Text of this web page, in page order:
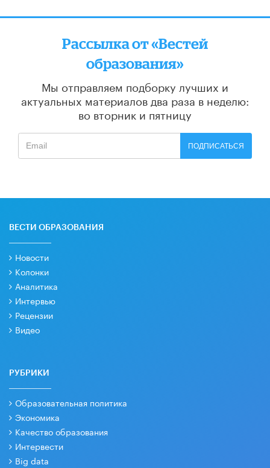
Рассылка от «Вестей
образования»
Мы отправляем подборку лучших и
актуальных материалов два раза в неделю:
во вторник и пятницу
ПОДПИСАТЬСЯ
ВЕСТИ ОБРАЗОВАНИЯ
Новости
Колонки
Аналитика
Интервью
Рецензии
Видео
РУБРИКИ
Образовательная политика
Экономика
Качество образования
Интервести
Big data